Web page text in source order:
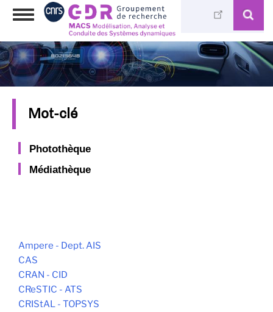
Skip
content
Toggle
Mot-clé
Photothèque
Médiathèque
Ampere - Dept. AIS
CAS
CRAN - CID
CReSTIC - ATS
CRIStAL - TOPSYS